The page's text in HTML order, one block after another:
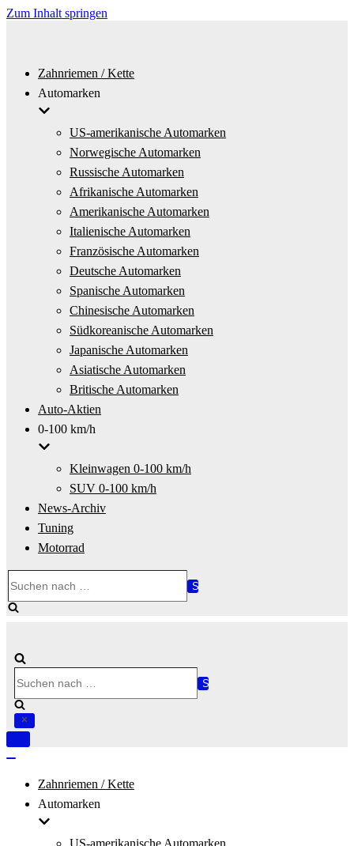
Zum Inhalt springen
Zahnriemen / Kette
Automarken
US-amerikanische Automarken
Norwegische Automarken
Russische Automarken
Afrikanische Automarken
Amerikanische Automarken
Italienische Automarken
Französische Automarken
Deutsche Automarken
Spanische Automarken
Chinesische Automarken
Südkoreanische Automarken
Japanische Automarken
Asiatische Automarken
Britische Automarken
Auto-Aktien
0-100 km/h
Kleinwagen 0-100 km/h
SUV 0-100 km/h
News-Archiv
Tuning
Motorrad
nach …
nach …
Navigation
Zahnriemen / Kette
Automarken
US-amerikanische Automarken